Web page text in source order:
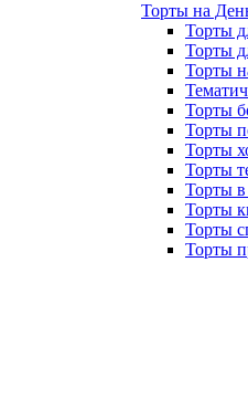
Торты на
Торты
Торты
Торты
Торты
Торты
Торты
Торты
Торты в
Торты
Торты
Торты